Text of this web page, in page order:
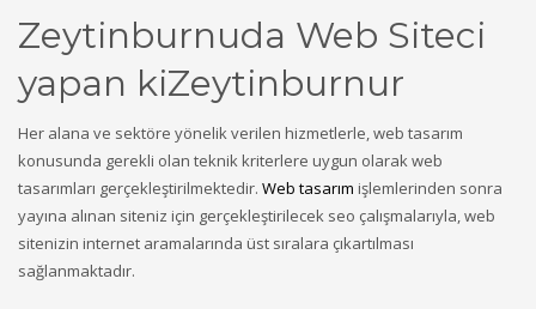
Zeytinburnuda Web Siteci
yapan kiZeytinburnur
Her alana ve sektöre yönelik verilen hizmetlerle, web tasarım
konusunda gerekli olan teknik kriterlere uygun olarak web
tasarımları gerçekleştirilmektedir. Web tasarım işlemlerinden sonra
yayına alınan siteniz için gerçekleştirilecek seo çalışmalarıyla, web
sitenizin internet aramalarında üst sıralara çıkartılması
sağlanmaktadır.